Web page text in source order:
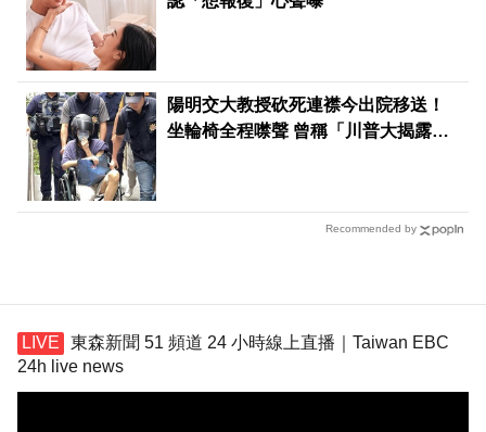
陽明交大教授砍死連襟今出院移送！
坐輪椅全程噤聲 曾稱「川普大揭露」
Recommended by
東森新聞 51 頻道 24 小時線上直播｜Taiwan EBC
24h live news